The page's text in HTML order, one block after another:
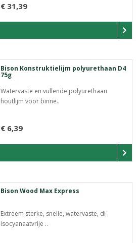
€ 31,39
Bison Konstruktielijm polyurethaan D4
75g
Watervaste en vullende polyurethaan
houtlijm voor binne..
€ 6,39
Bison Wood Max Express
Extreem sterke, snelle, watervaste, di-
isocyanaatvrije ..